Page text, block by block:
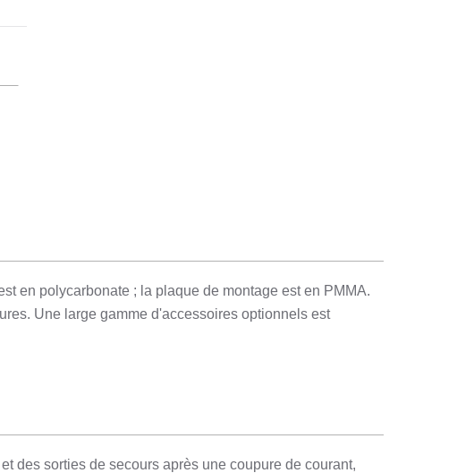
en polycarbonate ; la plaque de montage est en PMMA.
Une large gamme d'accessoires optionnels est
des sorties de secours après une coupure de courant,